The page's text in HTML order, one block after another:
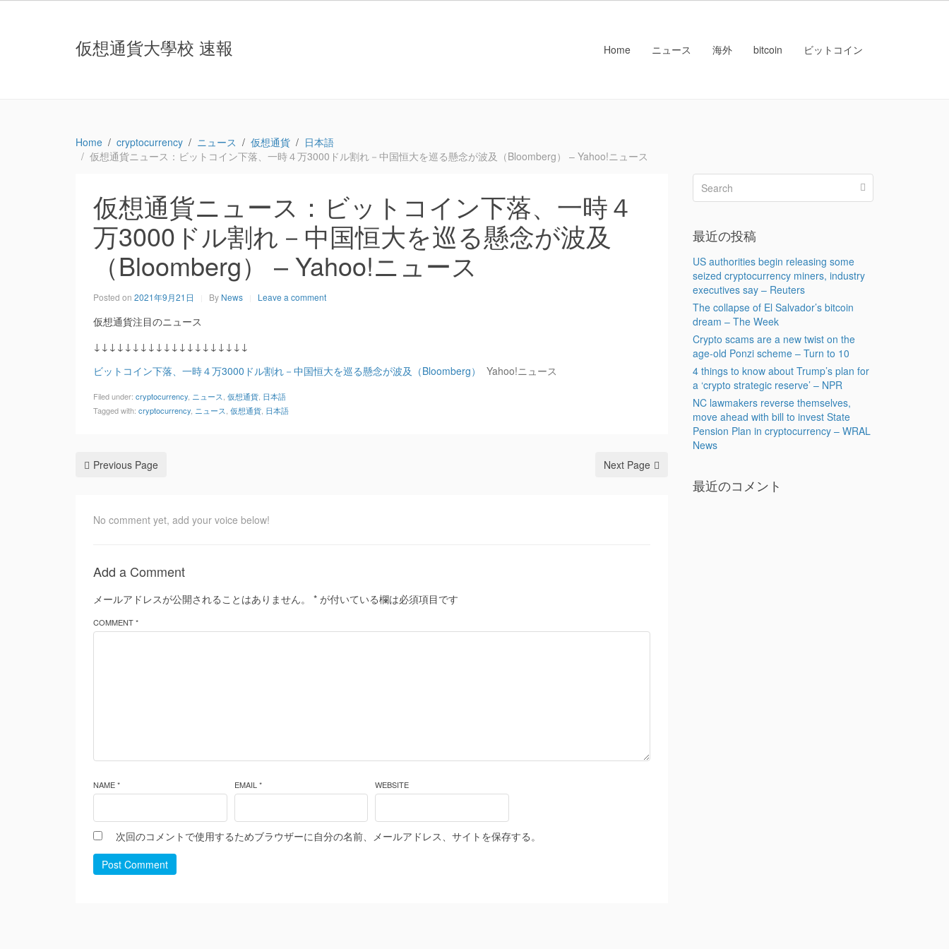
仮想通貨大學校 速報 Home ニュース 海外 bitcoin ビットコイン
Home cryptocurrency ニュース 仮想通貨
日本語
仮想通貨ニュース：ビットコイン下落、一時４万3000ドル割れ－中国恒大を巡る懸念が波及（Bloomberg） – Yahoo!ニュース
仮想通貨ニュース：ビットコイン下落、一時４
万3000ドル割れ－中国恒大を巡る懸念が波及
（Bloomberg） – Yahoo!ニュース
Posted on 2021年9月21日 By News Leave a comment
仮想通貨注目のニュース
↓↓↓↓↓↓↓↓↓↓↓↓↓↓↓↓↓↓↓↓
ビットコイン下落、一時４万3000ドル割れ－中国恒大を巡る懸念が波及（Bloomberg）
Yahoo!ニュース
Filed under: cryptocurrency ニュース 仮想通貨 日本語
Tagged with: cryptocurrency ニュース 仮想通貨 日本語
Previous Page Next Page
No comment yet, add your voice below!
Add a Comment
メールアドレスが公開されることはありません。 * が付いている欄は必須項目です
COMMENT *
NAME * EMAIL * WEBSITE
次回のコメントで使用するためブラウザーに自分の名前、メールアドレス、サイトを保存する。
Post Comment
最近の投稿
US authorities begin releasing some
seized cryptocurrency miners, industry
executives say – Reuters
The collapse of El Salvador’s bitcoin
dream – The Week
Crypto scams are a new twist on the
age-old Ponzi scheme – Turn to 10
4 things to know about Trump’s plan for
a ‘crypto strategic reserve’ – NPR
NC lawmakers reverse themselves,
move ahead with bill to invest State
Pension Plan in cryptocurrency – WRAL
News
最近のコメント